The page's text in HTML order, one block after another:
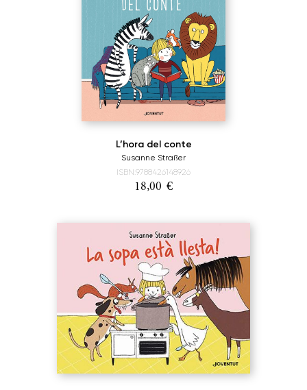
L’hora del conte
Susanne Straßer
ISBN:9788426148926
18,00 €